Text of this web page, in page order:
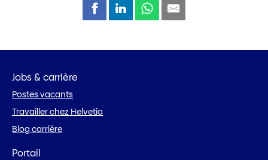
Jobs & carrière
Postes vacants
Travailler chez Helvetia
Blog carrière
Portail